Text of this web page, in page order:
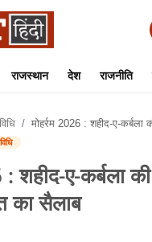
राजस्थान देश राजनीति
मोहर्रम 2026 : शहीद-ए-कर्बला की याद में
: शहीद-ए-कर्बला
का सैलाब